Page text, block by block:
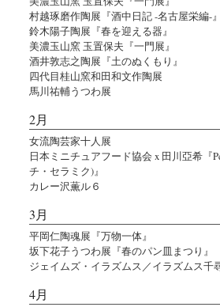
村越琢磨作陶展『酒中日記 -名古屋栄編-』
鈴木陽子陶展『春を迎える器』
美濃玉山窯 玉置保夫『一門展』
酒井敦志之陶展『土のぬくもり』
四代目桂山窯和田和文作陶展
馬川祐輔うつわ展
2月
女流陶芸家十人展
日本ミニチュアフード協会 x 田川亞希『
チ・セラミク)』
カレー沢薫ル６
3月
平岡仁陶魂展『万物一体』
坂下花子うつわ展『春のパン皿まつり』
ジェイムズ・イラズムス／イラズムス千
4月